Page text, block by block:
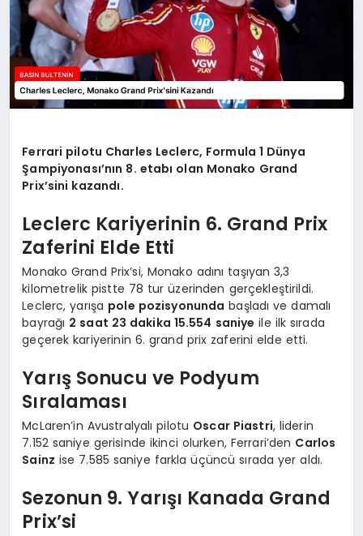
Ferrari pilotu Charles Leclerc, Formula 1 Dünya
Şampiyonası’nın 8. etabı olan Monako Grand
Prix’sini kazandı.
Leclerc Kariyerinin 6. Grand Prix
Zaferini Elde Etti
Monako Grand Prix’si, Monako adını taşıyan 3,3
kilometrelik pistte 78 tur üzerinden gerçekleştirildi.
Leclerc, yarışa pole pozisyonunda başladı ve damalı
bayrağı 2 saat 23 dakika 15.554 saniye ile ilk sırada
geçerek kariyerinin 6. grand prix zaferini elde etti.
Yarış Sonucu ve Podyum
Sıralaması
McLaren’in Avustralyalı pilotu Oscar Piastri, liderin
7.152 saniye gerisinde ikinci olurken, Ferrari’den Carlos
Sainz ise 7.585 saniye farkla üçüncü sırada yer aldı.
Sezonun 9. Yarışı Kanada Grand
Prix’si